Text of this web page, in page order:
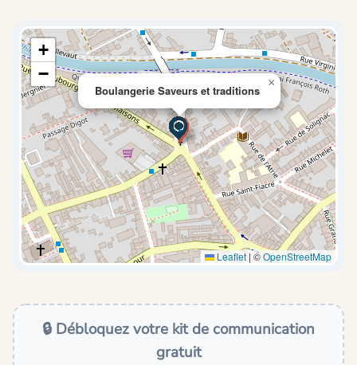
Boulangerie Saveurs et traditions
×
+
−
Leaflet | ©OpenStreetMap
🔒 Débloquez votre kit de communication
gratuit